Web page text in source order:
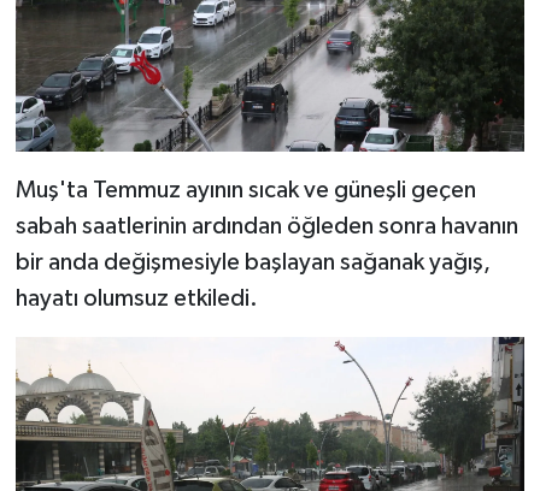
Muş'ta Temmuz ayının sıcak ve güneşli geçen
sabah saatlerinin ardından öğleden sonra havanın
bir anda değişmesiyle başlayan sağanak yağış,
hayatı olumsuz etkiledi.